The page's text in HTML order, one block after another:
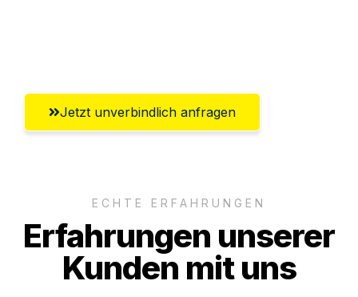
Jetzt unverbindlich anfragen
ECHTE ERFAHRUNGEN
Erfahrungen unserer
Kunden mit uns